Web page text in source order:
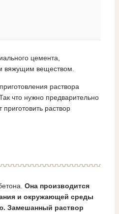
цемента,
вяжущим веществом.
раствора
что нужно предварительно
раствор
Она производится
и окружающей среды
Замешанный раствор